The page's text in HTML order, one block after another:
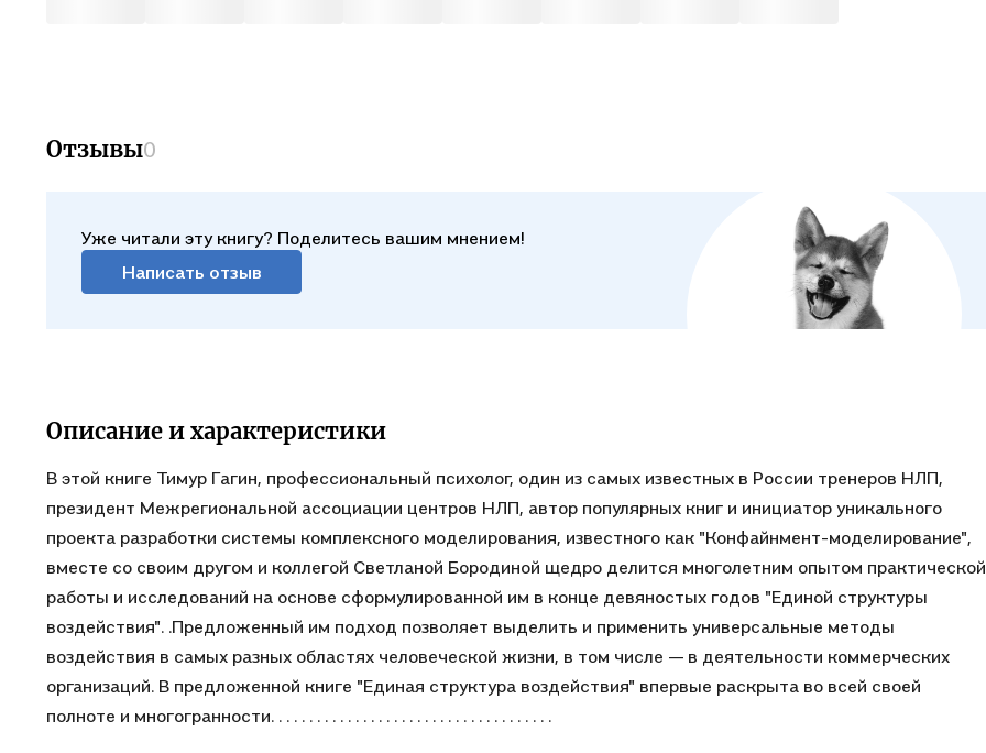
Отзывы0
Уже читали эту книгу? Поделитесь вашим мнением!
Написать отзыв
Описание и характеристики
В этой книге Тимур Гагин, профессиональный психолог, один из самых известных в России тренеров НЛП,
президент Межрегиональной ассоциации центров НЛП, автор популярных книг и инициатор уникального
проекта разработки системы комплексного моделирования, известного как "Конфайнмент-моделирование",
вместе со своим другом и коллегой Светланой Бородиной щедро делится многолетним опытом практической
работы и исследований на основе сформулированной им в конце девяностых годов "Единой структуры
воздействия". .Предложенный им подход позволяет выделить и применить универсальные методы
воздействия в самых разных областях человеческой жизни, в том числе — в деятельности коммерческих
организаций. В предложенной книге "Единая структура воздействия" впервые раскрыта во всей своей
полноте и многогранности. . . . . . . . . . . . . . . . . . . . . . . . . . . . . . . . . . . . .